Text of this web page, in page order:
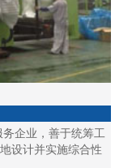
企业，善于统筹工
设计并实施综合性